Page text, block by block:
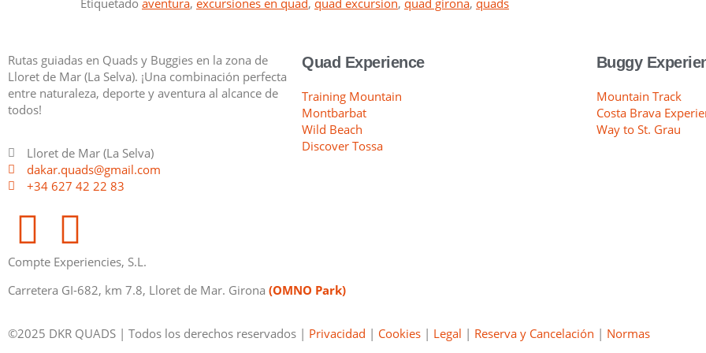
Rutas guiadas en Quads y Buggies en la zona de
Lloret de Mar (La Selva). ¡Una combinación perfecta
entre naturaleza, deporte y aventura al alcance de
todos!
Lloret de Mar (La Selva)
dakar.quads@gmail.com
+34 627 42 22 83
Quad Experience
Training Mountain
Montbarbat
Wild Beach
Discover Tossa
Buggy
Mountain Track
Costa Brava
Way to St. Grau
Compte Experiencies, S.L.
Carretera GI-682, km 7.8, Lloret de Mar. Girona (OMNO Park)
©2025 DKR QUADS | Todos los derechos reservados | Privacidad | Cookies | Legal | Reserva y Cancelación | Normas